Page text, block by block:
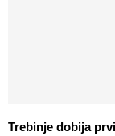
Trebinje dobija